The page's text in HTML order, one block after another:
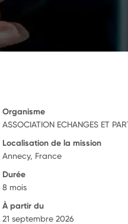
Organisme
ASSOCIATION ECHANGES ET
Localisation de la mission
Annecy, France
Durée
8 mois
À partir du
21 septembre 2026